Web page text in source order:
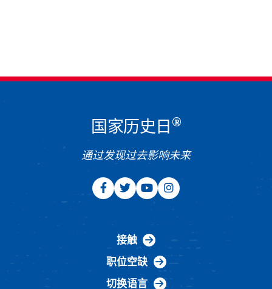
国家历史日 ®
通过发现过去影响未来
接触
职位空缺
切换语言